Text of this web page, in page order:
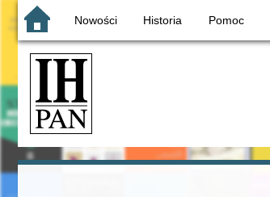
Nowości Historia Pomoc